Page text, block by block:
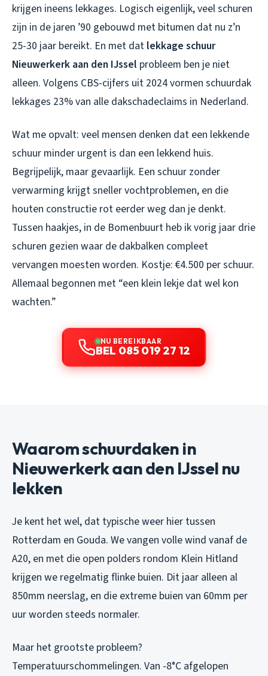
krijgen ineens lekkages. Logisch eigenlijk, veel schuren
zijn in de jaren ’90 gebouwd met bitumen dat nu z’n
25-30 jaar bereikt. En met dat lekkage schuur
Nieuwerkerk aan den IJssel probleem ben je niet
alleen. Volgens CBS-cijfers uit 2024 vormen schuurdak
lekkages 23% van alle dakschadeclaims in Nederland.
Wat me opvalt: veel mensen denken dat een lekkende
schuur minder urgent is dan een lekkend huis.
Begrijpelijk, maar gevaarlijk. Een schuur zonder
verwarming krijgt sneller vochtproblemen, en die
houten constructie rot eerder weg dan je denkt.
Tussen haakjes, in de Bomenbuurt heb ik vorig jaar drie
schuren gezien waar de dakbalken compleet
vervangen moesten worden. Kostje: €4.500 per schuur.
Allemaal begonnen met “een klein lekje dat wel kon
wachten.”
NU BEREIKBAAR
BEL 085 019 27 12
Waarom schuurdaken in
Nieuwerkerk aan den IJssel nu
lekken
Je kent het wel, dat typische weer hier tussen
Rotterdam en Gouda. We vangen volle wind vanaf de
A20, en met die open polders rondom Klein Hitland
krijgen we regelmatig flinke buien. Dit jaar alleen al
850mm neerslag, en die extreme buien van 60mm per
uur worden steeds normaler.
Maar het grootste probleem?
Temperatuurschommelingen. Van -8°C afgelopen